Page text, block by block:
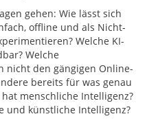
gehen: Wie lässt sich
offline und als Nicht-
Welche KI-
Welche
nicht den gängigen Online-
bereits für was genau
menschliche Intelligenz?
und künstliche Intelligenz?